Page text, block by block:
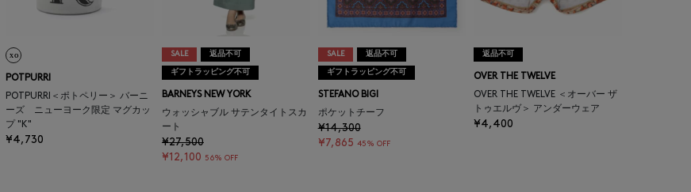
POTPURRI
POTPURRI＜ポトペリー＞ バーニ
ーズ ニューヨーク限定 マグカッ
プ "K"
¥4,730
SALE 返品不可
ギフトラッピング不可
BARNEYS NEW YORK
ウォッシャブル サテンタイトスカ
ート
¥27,500
¥12,100 56% OFF
SALE 返品不可
ギフトラッピング不可
STEFANO BIGI
ポケットチーフ
¥14,300
¥7,865 45% OFF
返品不可
OVER THE TWELVE
OVER THE TWELVE ＜オーバー ザ
トゥエルヴ＞ アンダーウェア
¥4,400